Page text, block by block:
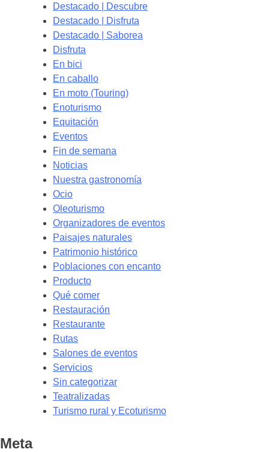
Destacado | Descubre
Destacado | Disfruta
Destacado | Saborea
Disfruta
En bici
En caballo
En moto (Touring)
Enoturismo
Equitación
Eventos
Fin de semana
Noticias
Nuestra gastronomía
Ocio
Oleoturismo
Organizadores de eventos
Paisajes naturales
Patrimonio histórico
Poblaciones con encanto
Producto
Qué comer
Restauración
Restaurante
Rutas
Salones de eventos
Servicios
Sin categorizar
Teatralizadas
Turismo rural y Ecoturismo
Meta